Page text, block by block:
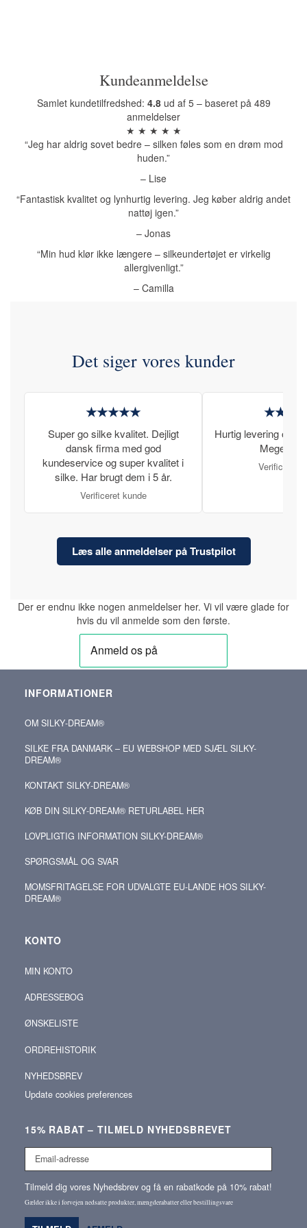
Kundeanmeldelse
Samlet kundetilfredshed: 4.8ud af 5 – baseret på 489
anmeldelser
★ ★ ★ ★ ★
“Jeg har aldrig sovet bedre – silken føles som en drøm mod
huden.”
– Lise
“Fantastisk kvalitet og lynhurtig levering. Jeg køber aldrig andet
nattøj igen.”
– Jonas
“Min hud klør ikke længere – silkeundertøjet er virkelig
allergivenligt.”
– Camilla
Det siger vores kunder
★★★★★
Super go silke kvalitet. Dejligt
dansk firma med god
kundeservice og super kvalitet i
silke. Har brugt dem i 5 år.
Verificeret kunde
Hurtig levering og
Meget
Verificeret
Læs alle anmeldelser på Trustpilot
Der er endnu ikke nogen anmeldelser her. Vi vil være glade for
hvis du vil anmelde som den første.
INFORMATIONER
OM SILKY‑DREAM®
SILKE FRA DANMARK – EU WEBSHOP MED SJÆL SILKY-
DREAM®
KONTAKT SILKY‑DREAM®
KØB DIN SILKY‑DREAM® RETURLABEL HER
LOVPLIGTIG INFORMATION SILKY-DREAM®
SPØRGSMÅL OG SVAR
MOMSFRITAGELSE FOR UDVALGTE EU-LANDE HOS SILKY-
DREAM®
KONTO
MIN KONTO
ADRESSEBOG
ØNSKELISTE
ORDREHISTORIK
NYHEDSBREV
Update cookies preferences
15% RABAT – TILMELD NYHEDSBREVET
Email-
adresse
Tilmeld dig vores Nyhedsbrev og få en rabatkode på 10% rabat!
Gælder ikke i forvejen nedsatte produkter, mængderabatter eller bestillingsvare